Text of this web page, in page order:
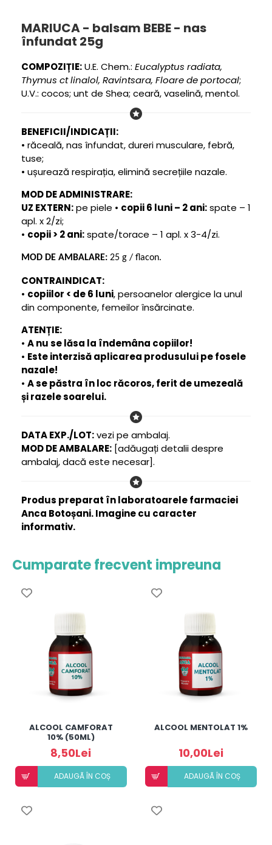
MARIUCA - balsam BEBE - nas
înfundat 25g
COMPOZIȚIE:U.E. Chem.: Eucalyptus radiata,
Thymus ct linalol, Ravintsara, Floare de portocal;
U.V.: cocos; unt de Shea; ceară, vaselină, mentol.
BENEFICII/INDICAȚII:
• răceală, nas înfundat, dureri musculare, febră,
tuse;
• ușurează respirația, elimină secrețiile nazale.
MOD DE ADMINISTRARE:
UZ EXTERN:pe piele • copii 6 luni – 2 ani:spate – 1
apl. x 2/zi;
• copii > 2 ani:spate/torace – 1 apl. x 3-4/zi.
MOD DE AMBALARE: 25 g / flacon.
CONTRAINDICAT:
• copiilor < de 6 luni, persoanelor alergice la unul
din componente, femeilor însărcinate.
ATENȚIE:
• A nu se lăsa la îndemâna copiilor!
• Este interzisă aplicarea produsului pe fosele
nazale!
• A se păstra în loc răcoros, ferit de umezeală
și razele soarelui.
DATA EXP./LOT:vezi pe ambalaj.
MOD DE AMBALARE: [adăugați detalii despre
ambalaj, dacă este necesar].
Produs preparat în laboratoarele farmaciei
Anca Botoșani. Imagine cu caracter
informativ.
Cumparate frecvent impreuna
ALCOOL CAMFORAT
10% (50ML)
8,50Lei
ADAUGÃ ÎN COȘ
ALCOOL MENTOLAT 1%
10,00Lei
ADAUGÃ ÎN COȘ